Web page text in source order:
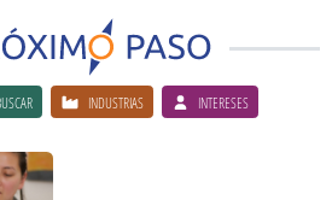
INDUSTRIAS INTERESES